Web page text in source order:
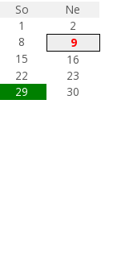
So
Ne
1
2
8
9
15
16
22
23
29
30